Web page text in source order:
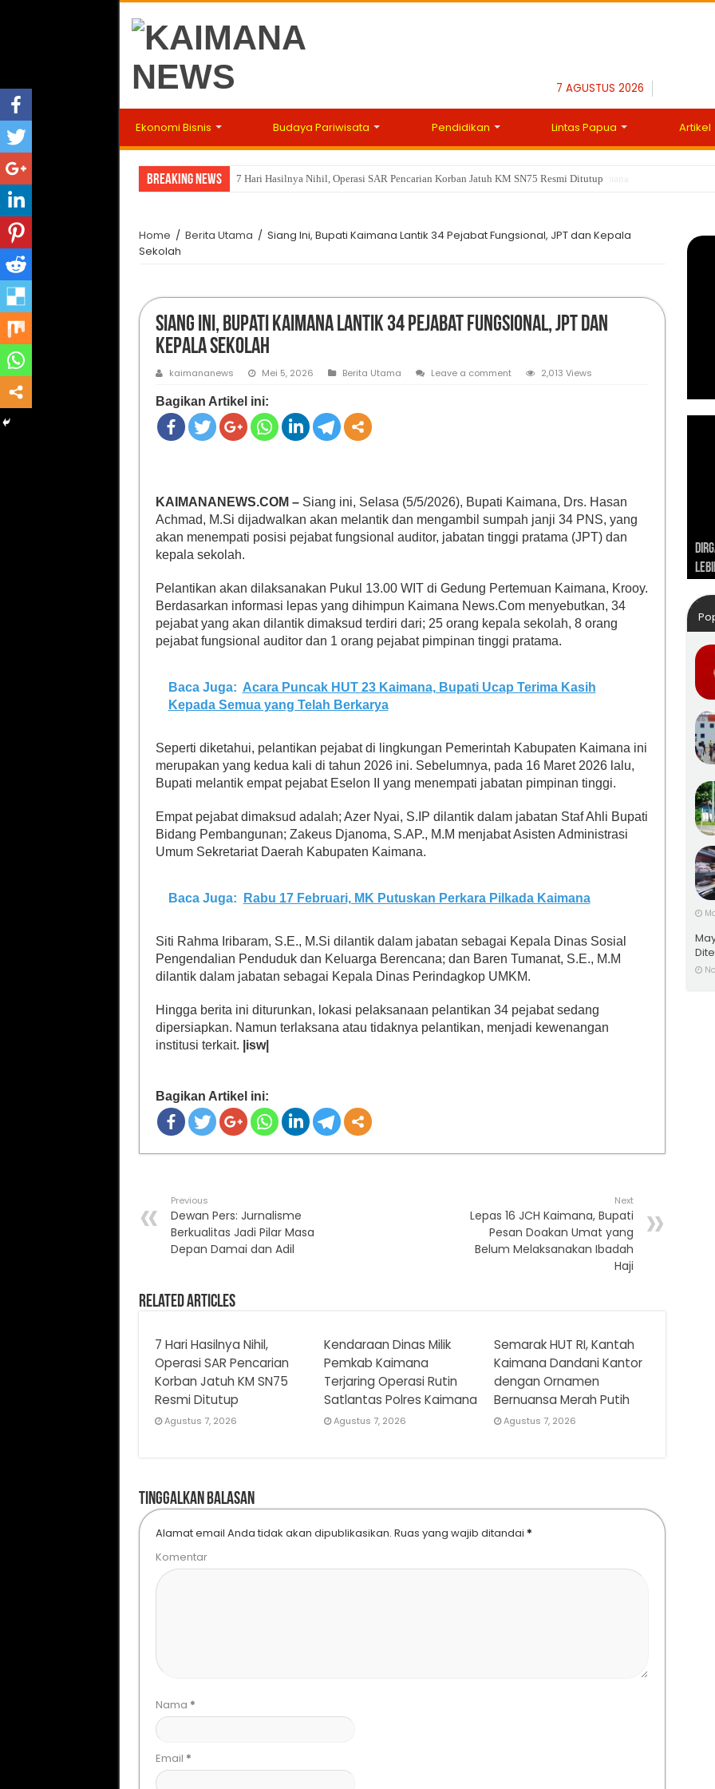
7 AGUSTUS 2026
Ekonomi Bisnis Budaya Pariwisata Pendidikan Lintas Papua Artikel
Breaking News 7 Hari Hasilnya Nihil, Operasi SAR Pencarian Korban Jatuh KM SN75 Resmi Ditutup
Kendaraan Dinas Milik Pemkab Kaimana Terjaring Operasi Rutin Satlantas Polres Kaimana
Home / Berita Utama / Siang Ini, Bupati Kaimana Lantik 34 Pejabat Fungsional, JPT dan Kepala
Sekolah
Siang Ini, Bupati Kaimana Lantik 34 Pejabat Fungsional, JPT dan
Kepala Sekolah
kaimananews Mei 5, 2026 Berita Utama Leave a comment 2,013 Views
Bagikan Artikel ini:
KAIMANANEWS.COM –Siang ini, Selasa (5/5/2026), Bupati Kaimana, Drs. Hasan
Achmad, M.Si dijadwalkan akan melantik dan mengambil sumpah janji 34 PNS, yang
akan menempati posisi pejabat fungsional auditor, jabatan tinggi pratama (JPT) dan
kepala sekolah.
Pelantikan akan dilaksanakan Pukul 13.00 WIT di Gedung Pertemuan Kaimana, Krooy.
Berdasarkan informasi lepas yang dihimpun Kaimana News.Com menyebutkan, 34
pejabat yang akan dilantik dimaksud terdiri dari; 25 orang kepala sekolah, 8 orang
pejabat fungsional auditor dan 1 orang pejabat pimpinan tinggi pratama.
Baca Juga: Acara Puncak HUT 23 Kaimana, Bupati Ucap Terima Kasih
Kepada Semua yang Telah Berkarya
Seperti diketahui, pelantikan pejabat di lingkungan Pemerintah Kabupaten Kaimana ini
merupakan yang kedua kali di tahun 2026 ini. Sebelumnya, pada 16 Maret 2026 lalu,
Bupati melantik empat pejabat Eselon II yang menempati jabatan pimpinan tinggi.
Empat pejabat dimaksud adalah; Azer Nyai, S.IP dilantik dalam jabatan Staf Ahli Bupati
Bidang Pembangunan; Zakeus Djanoma, S.AP., M.M menjabat Asisten Administrasi
Umum Sekretariat Daerah Kabupaten Kaimana.
Baca Juga: Rabu 17 Februari, MK Putuskan Perkara Pilkada Kaimana
Siti Rahma Iribaram, S.E., M.Si dilantik dalam jabatan sebagai Kepala Dinas Sosial
Pengendalian Penduduk dan Keluarga Berencana; dan Baren Tumanat, S.E., M.M
dilantik dalam jabatan sebagai Kepala Dinas Perindagkop UMKM.
Hingga berita ini diturunkan, lokasi pelaksanaan pelantikan 34 pejabat sedang
dipersiapkan. Namun terlaksana atau tidaknya pelantikan, menjadi kewenangan
institusi terkait. |isw|
Bagikan Artikel ini:
Previous
Dewan Pers: Jurnalisme
Berkualitas Jadi Pilar Masa
Depan Damai dan Adil
Next
Lepas 16 JCH Kaimana, Bupati
Pesan Doakan Umat yang
Belum Melaksanakan Ibadah
Haji
Related Articles
7 Hari Hasilnya Nihil,
Operasi SAR Pencarian
Korban Jatuh KM SN75
Resmi Ditutup
Agustus 7, 2026
Kendaraan Dinas Milik
Pemkab Kaimana
Terjaring Operasi Rutin
Satlantas Polres Kaimana
Agustus 7, 2026
Semarak HUT RI, Kantah
Kaimana Dandani Kantor
dengan Ornamen
Bernuansa Merah Putih
Agustus 7, 2026
Tinggalkan Balasan
Alamat email Anda tidak akan dipublikasikan. Ruas yang wajib ditandai *
Komentar
Nama *
Email *